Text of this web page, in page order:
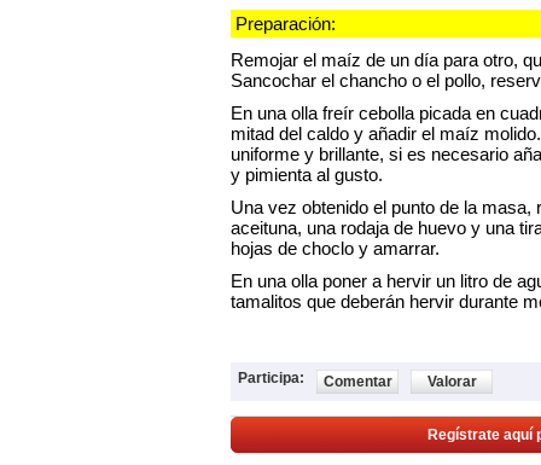
Preparación:
Remojar el maíz de un día para otro,
Sancochar el chancho o el pollo,
En una olla freír cebolla picada en
mitad del caldo y añadir el maíz
uniforme y brillante, si es necesario
y pimienta al gusto.
Una vez obtenido el punto de la masa,
aceituna, una rodaja de huevo y una
hojas de choclo y amarrar.
En una olla poner a hervir un litro de
tamalitos que deberán hervir durante
Participa: Comentar Valorar
Regístrate aquí